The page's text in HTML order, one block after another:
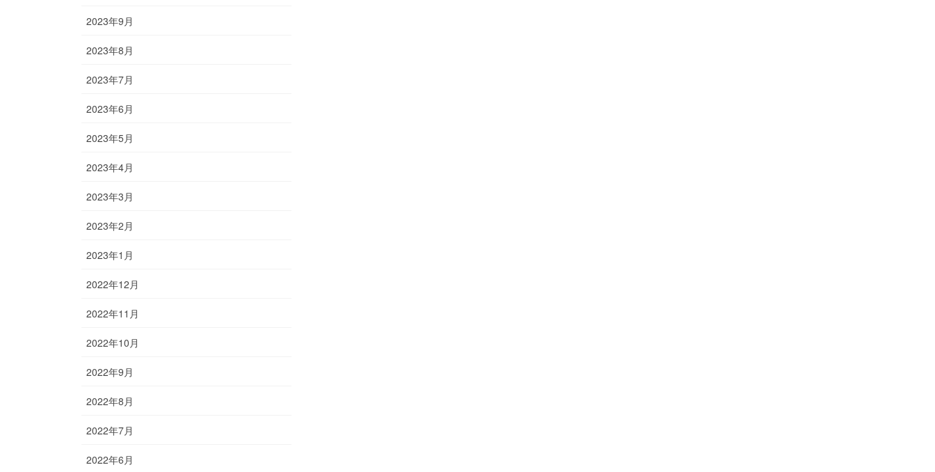
2023年9月
2023年8月
2023年7月
2023年6月
2023年5月
2023年4月
2023年3月
2023年2月
2023年1月
2022年12月
2022年11月
2022年10月
2022年9月
2022年8月
2022年7月
2022年6月